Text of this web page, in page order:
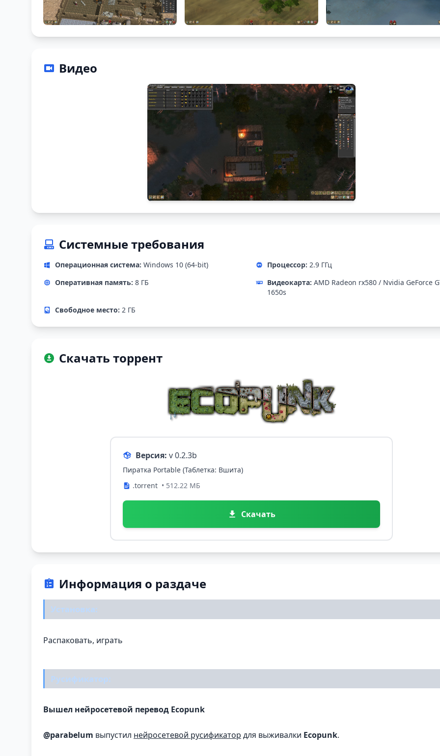
Видео
Системные требования
Операционная система: Windows 10 (64-bit) Процессор: 2.9 ГГц
Оперативная память: 8 ГБ Видеокарта: AMD Radeon rx580 / Nvidia GeForce
1650s
Свободное место: 2 ГБ
Скачать торрент
Версия: v 0.2.3b
Пиратка Portable (Таблетка: Вшита)
.torrent • 512.22 МБ
Скачать
Информация о раздаче
Установка:
Распаковать, играть
Русификатор:
Вышел нейросетевой перевод Ecopunk
@parabelum выпустил нейросетевой русификатор для выживалки Ecopunk.